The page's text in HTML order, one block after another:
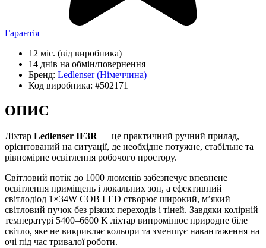
Гарантія
12 міс. (від виробника)
14 днів на обмін/повернення
Бренд: Ledlenser(Німеччина)
Код виробника: #502171
ОПИС
Ліхтар Ledlenser IF3R — це практичний ручний прилад,
орієнтований на ситуації, де необхідне потужне, стабільне та
рівномірне освітлення робочого простору.
Світловий потік до 1000 люменів забезпечує впевнене
освітлення приміщень і локальних зон, а ефективний
світлодіод 1×34W COB LED створює широкий, м’який
світловий пучок без різких переходів і тіней. Завдяки колірній
температурі 5400–6600 K ліхтар випромінює природне біле
світло, яке не викривляє кольори та зменшує навантаження на
очі під час тривалої роботи.